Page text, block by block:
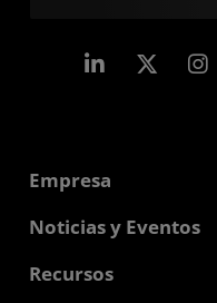
LinkedIn
Empresa
Acerca de AMD
Responsabilidad
Noticias y Eventos
Sala de prensa
Recursos